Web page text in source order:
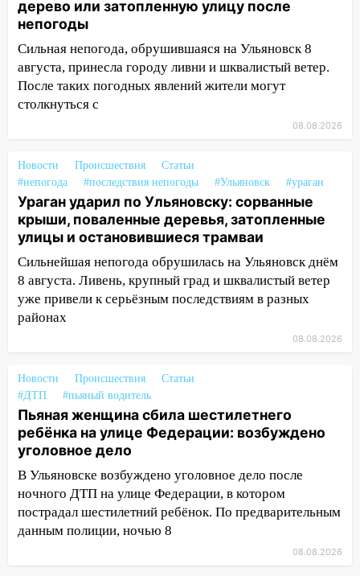
Ульяновской области
08:30 Поджог со свечой, 16 сгоревших
домов и выстрел за водку
07:50 Какая погоды будет днем 8
августа
Ульяновске останется закрытым до
утра 10 августа
05:18 Судьба готовит сюрприз: гороскоп
на 8 августа — кому повезет с
деньгами, а кого ждет неожиданная
встреча
04:47 В Ульяновской области объявили
ракетную опасность: звучат сирены
купить тракторы с отсрочкой платежа
до декабря
19:34 В следственном управлении
состоялось торжественное
мероприятие, приуроченное к
празднованию Дня сотрудника органов
следствия Российской Федерации
19:30 Ульяновцев приглашают
поддержать «Симбирскую чебурашку»
дерево или затопленную улицу после
непогоды
Сильная непогода, обрушившаяся на Ульяновск 8
августа, принесла городу ливни и шквалистый ветер.
После таких погодных явлений жители могут
столкнуться с
08.08.2026
Новости Происшествия
Статьи
#непогода
#последствия непогоды #Ульяновск #ураган
Ураган ударил по Ульяновску: сорванные
крыши, поваленные деревья, затопленные
улицы и остановившиеся трамваи
Сильнейшая непогода обрушилась на Ульяновск днём
8 августа. Ливень, крупный град и шквалистый ветер
уже привели к серьёзным последствиям в разных
районах
08.08.2026
Новости Происшествия
Статьи
#ДТП
#пьяный водитель
Пьяная женщина сбила шестилетнего
ребёнка на улице Федерации: возбуждено
уголовное дело
В Ульяновске возбуждено уголовное дело после
ночного ДТП на улице Федерации, в котором
пострадал шестилетний ребёнок. По предварительным
данным полиции, ночью 8
08.08.2026